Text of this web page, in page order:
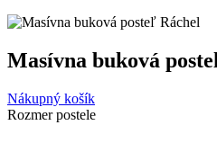
Masívna buková
Nákupný košík
Rozmer postele